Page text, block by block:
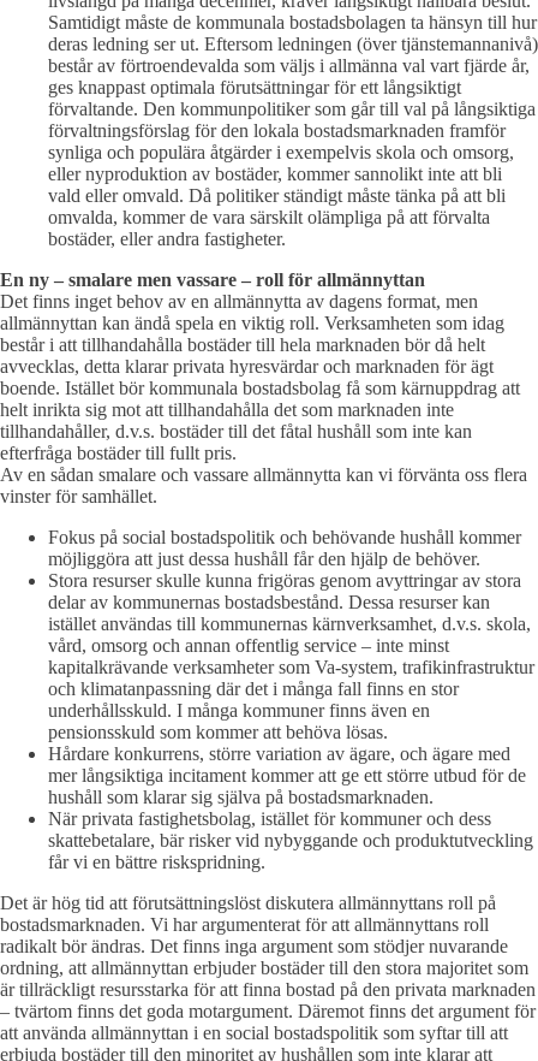
Samtidigt måste de kommunala bostadsbolagen ta hänsyn till hur
deras ledning ser ut. Eftersom ledningen (över tjänstemannanivå)
består av förtroendevalda som väljs i allmänna val vart fjärde år,
ges knappast optimala förutsättningar för ett långsiktigt
förvaltande. Den kommunpolitiker som går till val på långsiktiga
förvaltningsförslag för den lokala bostadsmarknaden framför
synliga och populära åtgärder i exempelvis skola och omsorg,
eller nyproduktion av bostäder, kommer sannolikt inte att bli
vald eller omvald. Då politiker ständigt måste tänka på att bli
omvalda, kommer de vara särskilt olämpliga på att förvalta
bostäder, eller andra fastigheter.
En ny – smalare men vassare – roll för allmännyttan
Det finns inget behov av en allmännytta av dagens format, men
allmännyttan kan ändå spela en viktig roll. Verksamheten som idag
består i att tillhandahålla bostäder till hela marknaden bör då helt
avvecklas, detta klarar privata hyresvärdar och marknaden för ägt
boende. Istället bör kommunala bostadsbolag få som kärnuppdrag att
helt inrikta sig mot att tillhandahålla det som marknaden inte
tillhandahåller, d.v.s. bostäder till det fåtal hushåll som inte kan
efterfråga bostäder till fullt pris.
Av en sådan smalare och vassare allmännytta kan vi förvänta oss flera
vinster för samhället.
Fokus på social bostadspolitik och behövande hushåll kommer
möjliggöra att just dessa hushåll får den hjälp de behöver.
Stora resurser skulle kunna frigöras genom avyttringar av stora
delar av kommunernas bostadsbestånd. Dessa resurser kan
istället användas till kommunernas kärnverksamhet, d.v.s. skola,
vård, omsorg och annan offentlig service – inte minst
kapitalkrävande verksamheter som Va-system, trafikinfrastruktur
och klimatanpassning där det i många fall finns en stor
underhållsskuld. I många kommuner finns även en
pensionsskuld som kommer att behöva lösas.
Hårdare konkurrens, större variation av ägare, och ägare med
mer långsiktiga incitament kommer att ge ett större utbud för de
hushåll som klarar sig själva på bostadsmarknaden.
När privata fastighetsbolag, istället för kommuner och dess
skattebetalare, bär risker vid nybyggande och produktutveckling
får vi en bättre riskspridning.
Det är hög tid att förutsättningslöst diskutera allmännyttans roll på
bostadsmarknaden. Vi har argumenterat för att allmännyttans roll
radikalt bör ändras. Det finns inga argument som stödjer nuvarande
ordning, att allmännyttan erbjuder bostäder till den stora majoritet som
är tillräckligt resursstarka för att finna bostad på den privata marknaden
– tvärtom finns det goda motargument. Däremot finns det argument för
att använda allmännyttan i en social bostadspolitik som syftar till att
erbjuda bostäder till den minoritet av hushållen som inte klarar att